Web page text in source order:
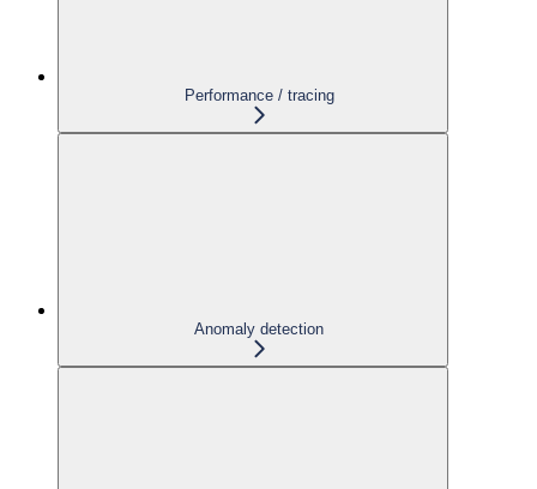
Performance / tracing
Anomaly detection